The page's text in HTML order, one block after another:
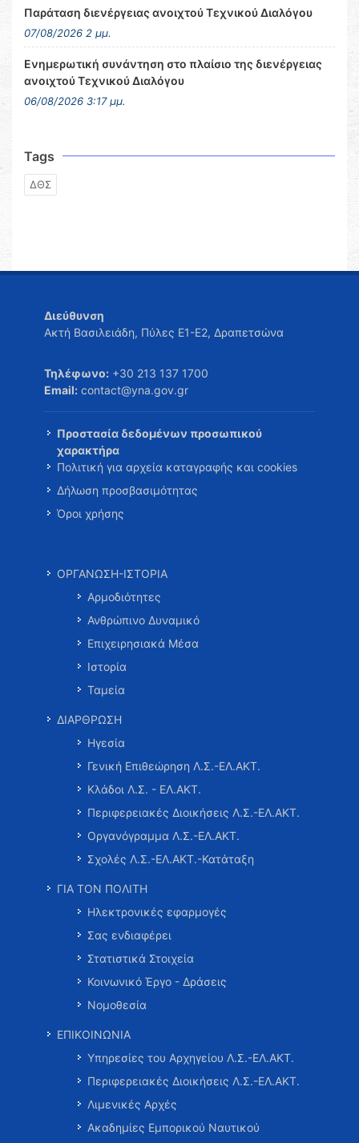
Παράταση διενέργειας ανοιχτού Τεχνικού Διαλόγου
07/08/2026 2 μμ.
Ενημερωτική συνάντηση στο πλαίσιο της διενέργειας
ανοιχτού Τεχνικού Διαλόγου
06/08/2026 3:17 μμ.
Tags
ΔΘΣ
Διεύθυνση
Ακτή Βασιλειάδη, Πύλες Ε1-Ε2, Δραπετσώνα
Τηλέφωνο: +30 213 137 1700
Email: contact@yna.gov.gr
Προστασία δεδομένων προσωπικού
χαρακτήρα
Πολιτική για αρχεία καταγραφής και cookies
Δήλωση προσβασιμότητας
Όροι χρήσης
ΟΡΓΑΝΩΣΗ-ΙΣΤΟΡΙΑ
Αρμοδιότητες
Ανθρώπινο Δυναμικό
Επιχειρησιακά Μέσα
Ιστορία
Ταμεία
ΔΙΑΡΘΡΩΣΗ
Ηγεσία
Γενική Επιθεώρηση Λ.Σ.-ΕΛ.ΑΚΤ.
Κλάδοι Λ.Σ. - ΕΛ.ΑΚΤ.
Περιφερειακές Διοικήσεις Λ.Σ.-ΕΛ.ΑΚΤ.
Οργανόγραμμα Λ.Σ.-ΕΛ.ΑΚΤ.
Σχολές Λ.Σ.-ΕΛ.ΑΚΤ.-Κατάταξη
ΓΙΑ ΤΟΝ ΠΟΛΙΤΗ
Ηλεκτρονικές εφαρμογές
Σας ενδιαφέρει
Στατιστικά Στοιχεία
Κοινωνικό Έργο - Δράσεις
Νομοθεσία
ΕΠΙΚΟΙΝΩΝΙΑ
Υπηρεσίες του Αρχηγείου Λ.Σ.-ΕΛ.ΑΚΤ.
Περιφερειακές Διοικήσεις Λ.Σ.-ΕΛ.ΑΚΤ.
Λιμενικές Αρχές
Ακαδημίες Εμπορικού Ναυτικού